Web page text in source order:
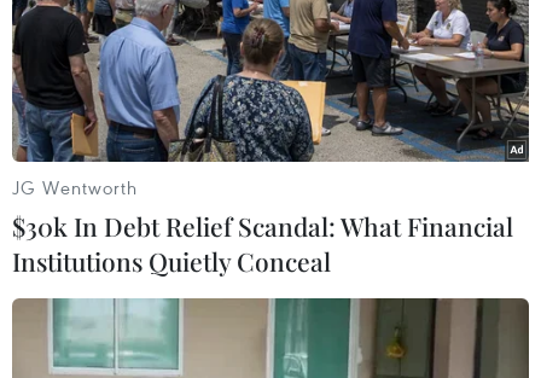
Tổng thống Pháp kêu gọi hạ vũ khí và ngừng
bắn ở Sudan
Sudan: Gần 180 người thiệt mạng trong 2 ngày
giao tranh giữa quân đội và RSF
TIN LIÊN QUAN
JG Wentworth
$30k In Debt Relief Scandal: What Financial
Institutions Quietly Conceal